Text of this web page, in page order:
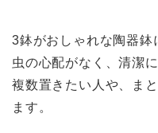
3鉢がおしゃれな陶器鉢
虫の心配がなく、清潔
複数置きたい人や、ま
ます。